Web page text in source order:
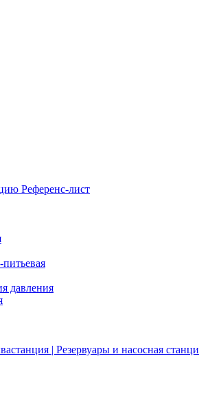
Референс-лист
питьевая
давления
| Резервуары и насосная